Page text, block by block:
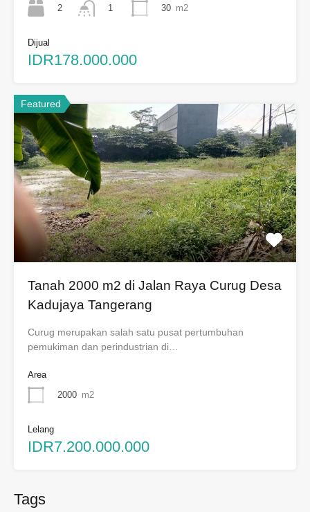
2 1 30 m2
Dijual
IDR178.000.000
Featured
Tanah 2000 m2 di Jalan Raya Curug Desa
Kadujaya Tangerang
Curug merupakan salah satu pusat pertumbuhan
pemukiman dan perindustrian di…
Area
2000 m2
Lelang
IDR7.200.000.000
Tags